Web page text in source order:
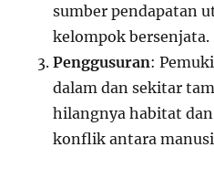
sumber pendapatan
kelompok bersenjata.
Penggusuran:
dalam dan sekitar
hilangnya habitat
konflik antara